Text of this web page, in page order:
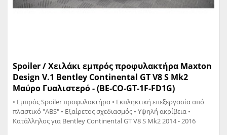
Spoiler / Χειλάκι εμπρός προφυλακτήρα Maxton
Design V.1 Bentley Continental GT V8 S Mk2
Μαύρο Γυαλιστερό - (BE-CO-GT-1F-FD1G)
• Eμπρός Spoiler προφυλακτήρα • Εκπληκτική επεξεργασία από
πλαστικό "ABS" • Εξαίρετος σχεδιασμός • Υψηλή ακρίβεια •
Κατάλληλος για Bentley Continental GT V8 S Mk2 2014 - 2016